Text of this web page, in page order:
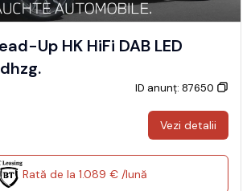
Up HK HiFi DAB LED
ID anunț: 87650
Vezi detalii
Rată de la 1.089 € /lună